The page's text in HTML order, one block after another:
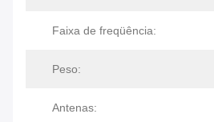
Faixa de freqüência:
Peso:
Antenas: